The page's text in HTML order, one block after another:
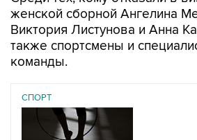
женской сборной Ангелина
Виктория Листунова и Анна
также спортсмены и
команды.
СПОРТ